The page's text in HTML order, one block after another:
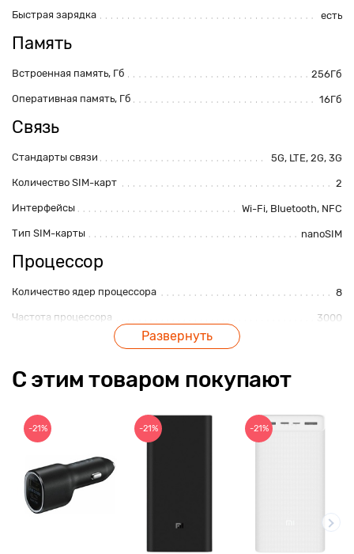
Быстрая зарядка есть
Память
Встроенная память, Гб 256Гб
Оперативная память, Гб 16Гб
Связь
Стандарты связи 5G, LTE, 2G, 3G
Количество SIM-карт 2
Интерфейсы Wi-Fi, Bluetooth, NFC
Тип SIM-карты nanoSIM
Процессор
Количество ядер процессора 8
Частота процессора 3000
Вспышка
Разрешение основной камеры, Мп 64Мп
Особенности
Операционная система
Дисплей
Развернуть
С этим товаром покупают
-21% -21% -21%